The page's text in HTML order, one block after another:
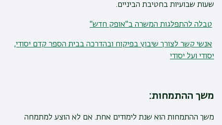
שעות שבועיות בחטיבת הביניים.
טבלה להתפלגות המשרה ב"אופק חדש"
אנשי קשר לצורך שיבוץ בפיקוח ובהדרכה בבית הספר קדם יסודי,
יסודי ועל יסודי
משך ההתמחות:
משך ההתמחות הוא שנת לימודים אחת. אם לא הוצע למתמחה